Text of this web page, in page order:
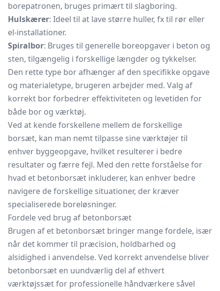
borepatronen, bruges primært til slagboring.
Hulskærer: Ideel til at lave større huller, fx til rør eller
el-installationer.
Spiralbor: Bruges til generelle boreopgaver i beton og
sten, tilgængelig i forskellige længder og tykkelser.
Den rette type bor afhænger af den specifikke opgave
og materialetype, brugeren arbejder med. Valg af
korrekt bor forbedrer effektiviteten og levetiden for
både bor og værktøj.
Ved at kende forskellene mellem de forskellige
borsæt, kan man nemt tilpasse sine værktøjer til
enhver byggeopgave, hvilket resulterer i bedre
resultater og færre fejl. Med den rette forståelse for
hvad et betonborsæt inkluderer, kan enhver bedre
navigere de forskellige situationer, der kræver
specialiserede boreløsninger.
Fordele ved brug af betonborsæt
Brugen af et betonborsæt bringer mange fordele, især
når det kommer til præcision, holdbarhed og
alsidighed i anvendelse. Ved korrekt anvendelse bliver
betonborsæt en uundværlig del af ethvert
værktøjssæt for professionelle håndværkere såvel